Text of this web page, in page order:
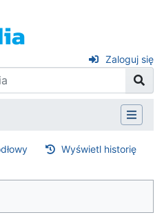
Zaloguj się
Wyświetl historię